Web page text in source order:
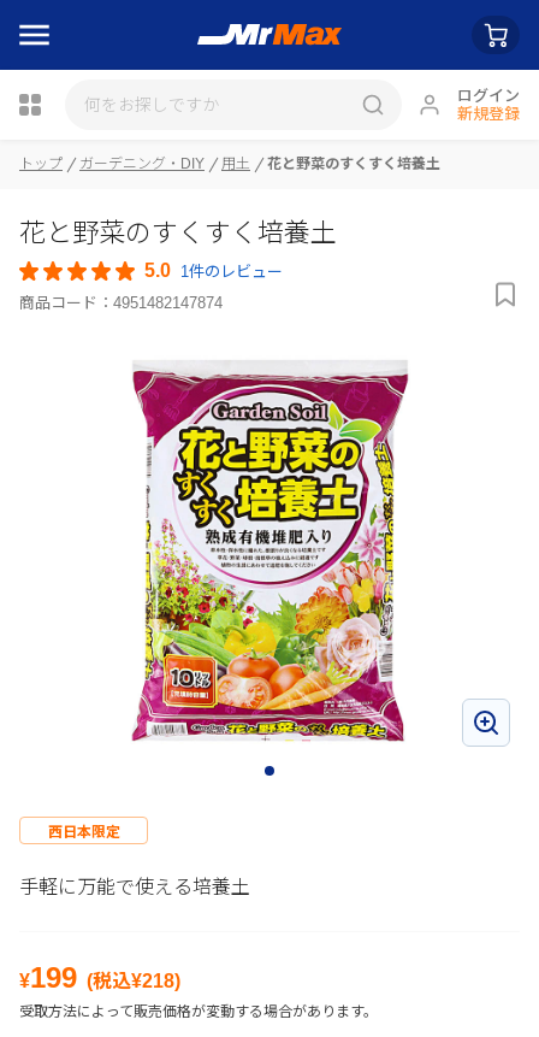
ログイン
新規登録
瓶詰
トップ ガーデニング・DIY 用土 花と野菜のすくすく培養土
花と野菜のすくすく培養土
5.0 1件のレビュー
商品コード： 4951482147874
西日本限定
手軽に万能で使える培養土
¥199 (税込¥218)
受取方法によって販売価格が変動する場合があります。